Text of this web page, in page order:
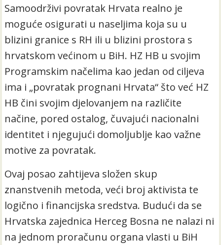
Samoodrživi povratak Hrvata realno je
moguće osigurati u naseljima koja su u
blizini granice s RH ili u blizini prostora s
hrvatskom većinom u BiH. HZ HB u svojim
Programskim načelima kao jedan od ciljeva
ima i „povratak prognani Hrvata“ što već HZ
HB čini svojim djelovanjem na različite
načine, pored ostalog, čuvajući nacionalni
identitet i njegujući domoljublje kao važne
motive za povratak.
Ovaj posao zahtijeva složen skup
znanstvenih metoda, veći broj aktivista te
logično i financijska sredstva. Budući da se
Hrvatska zajednica Herceg Bosna ne nalazi ni
na jednom proračunu organa vlasti u BiH